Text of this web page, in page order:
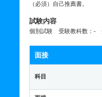
（必須）自己推薦書。
試験内容
個別試験 受験教科数：-
面接
科目